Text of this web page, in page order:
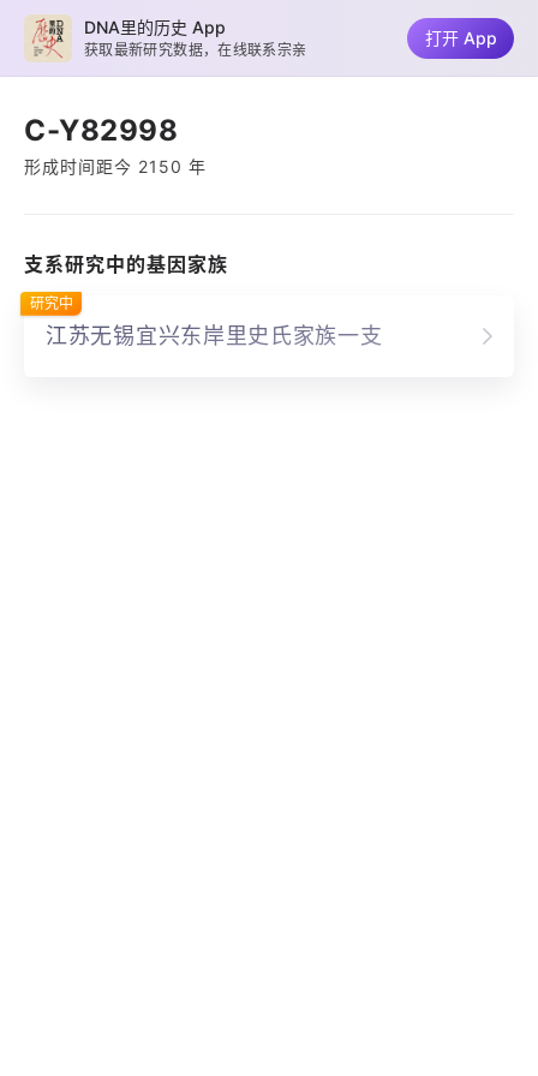
C-Y82998
形成时间距今 2150 年
支系研究中的基因家族
江苏无锡宜兴东岸里史氏家族一支
研究中
DNA里的历史 App
获取最新研究数据，在线联系宗亲
打开 App